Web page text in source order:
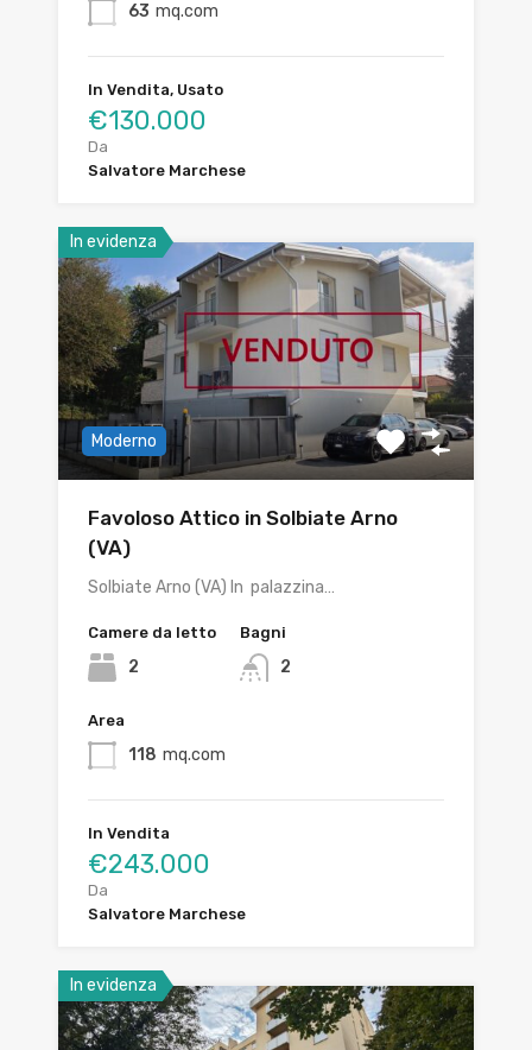
63 mq.com
In Vendita, Usato
€130.000
Da
Salvatore Marchese
In evidenza
Moderno
Favoloso Attico in Solbiate Arno
(VA)
Solbiate Arno (VA) In palazzina…
Camere da letto
2
Bagni
2
Area
118 mq.com
In Vendita
€243.000
Da
Salvatore Marchese
In evidenza